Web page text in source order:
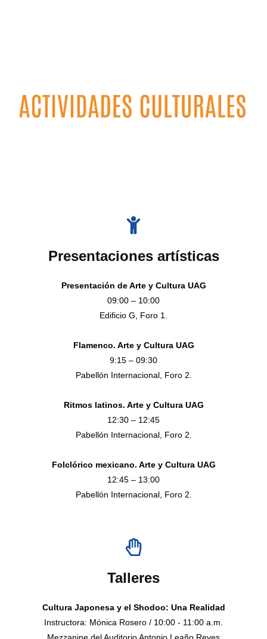
Presentaciones artísticas
Presentación de Arte y Cultura UAG
09:00 – 10:00
Edificio G, Foro 1.
Flamenco. Arte y Cultura UAG
9:15 – 09:30
Pabellón Internacional, Foro 2.
Ritmos latinos. Arte y Cultura UAG
12:30 – 12:45
Pabellón Internacional, Foro 2.
Folclórico mexicano. Arte y Cultura UAG
12:45 – 13:00
Pabellón Internacional, Foro 2.
Talleres
Cultura Japonesa y el Shodoo: Una Realidad
Instructora: Mónica Rosero / 10:00 - 11:00 a.m.